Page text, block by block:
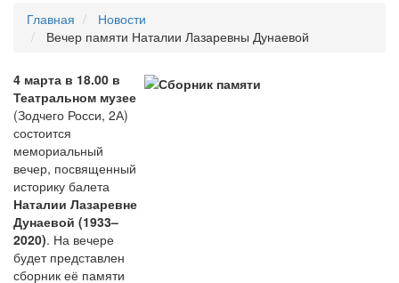
Главная
Новости
Вечер памяти Наталии Лазаревны Дунаевой
4 марта в 18.00 в
Театральном музее
(Зодчего Росси, 2А)
состоится
мемориальный
вечер, посвященный
историку балета
Наталии Лазаревне
Дунаевой (1933–
2020). На вечере
будет представлен
сборник её памяти